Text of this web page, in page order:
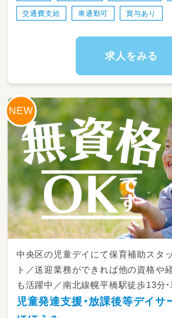
交通費支給 車通勤可 賞与あり
求人をみる
中央区の児童デイにて保育補助スタ
ト／送迎業務ができれば他の資格や
も活躍中／南北線幌平橋駅徒歩13分
児童発達支援・放課後等デイ